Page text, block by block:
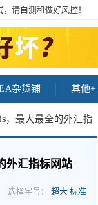
请自测和做好风控！
杂货铺 其他+
，最大最全的外汇指
外汇指标网站
选择字号： 超大 标准